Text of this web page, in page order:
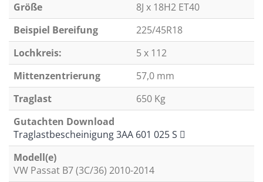
Größe
8J x 18H2 ET40
Beispiel Bereifung
225/45R18
Lochkreis:
5 x 112
Mittenzentrierung
57,0 mm
Traglast
650 Kg
Gutachten Download
Traglastbescheinigung 3AA 601 025 S
Modell(e)
VW Passat B7 (3C/36) 2010-2014